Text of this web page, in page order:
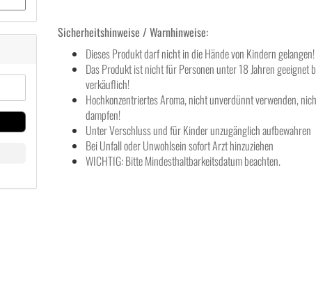
Sicherheitshinweise / Warnhinweise:
Dieses Produkt darf nicht in die Hände von Kindern gelangen!
Das Produkt ist nicht für Personen unter 18 Jahren geeignet
verkäuflich!
Hochkonzentriertes Aroma, nicht unverdünnt verwenden,
dampfen!
Unter Verschluss und für Kinder unzugänglich aufbewahren
Bei Unfall oder Unwohlsein sofort Arzt hinzuziehen
WICHTIG: Bitte Mindesthaltbarkeitsdatum beachten.